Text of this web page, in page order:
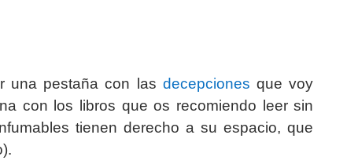
una pestaña con las decepciones que voy
con los libros que os recomiendo leer sin
tienen derecho a su espacio, que